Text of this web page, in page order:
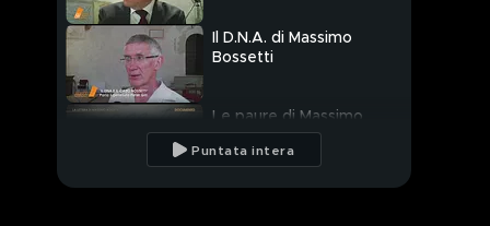
Il D.N.A. di Massimo
Bossetti
Le paure di Massimo
Bossetti
Puntata intera